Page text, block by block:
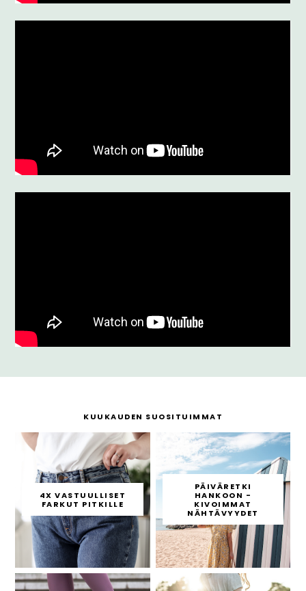
KUUKAUDEN SUOSITUIMMAT
4X VASTUULLISET
FARKUT PITKILLE
PÄIVÄRETKI
HANKOON -
KIVOIMMAT
NÄHTÄVYYDET